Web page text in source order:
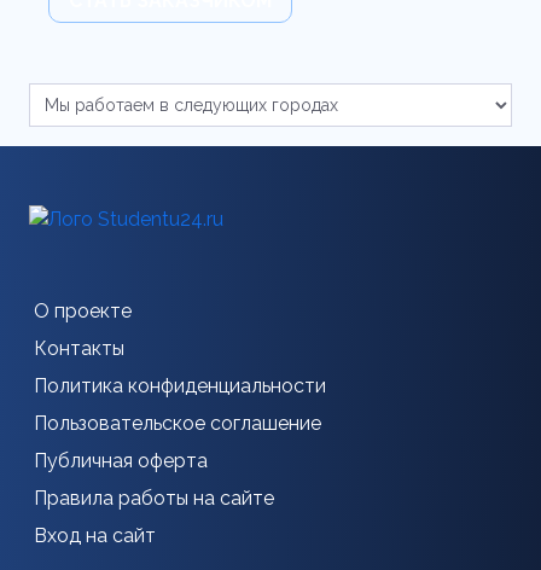
О проекте
Контакты
Политика конфиденциальности
Пользовательское соглашение
Публичная оферта
Правила работы на сайте
Вход на сайт